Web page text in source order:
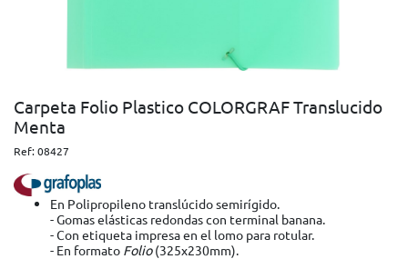
Carpeta Folio Plastico COLORGRAF Translucido
Menta
Ref:08427
En Polipropileno translúcido semirígido.
- Gomas elásticas redondas con terminal banana.
- Con etiqueta impresa en el lomo para rotular.
- En formato Folio(325x230mm).